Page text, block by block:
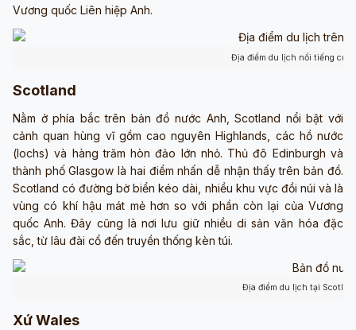
Vương quốc Liên hiệp Anh.
Địa điểm du lịch nổi tiếng của
Scotland
Nằm ở phía bắc trên bản đồ nước Anh, Scotland nổi bật với
cảnh quan hùng vĩ gồm cao nguyên Highlands, các hồ nước
(lochs) và hàng trăm hòn đảo lớn nhỏ. Thủ đô Edinburgh và
thành phố Glasgow là hai điểm nhấn dễ nhận thấy trên bản đồ.
Scotland có đường bờ biển kéo dài, nhiều khu vực đồi núi và là
vùng có khí hậu mát mẻ hơn so với phần còn lại của Vương
quốc Anh. Đây cũng là nơi lưu giữ nhiều di sản văn hóa đặc
sắc, từ lâu đài cổ đến truyền thống kèn túi.
Địa điểm du lịch tại
Xứ Wales